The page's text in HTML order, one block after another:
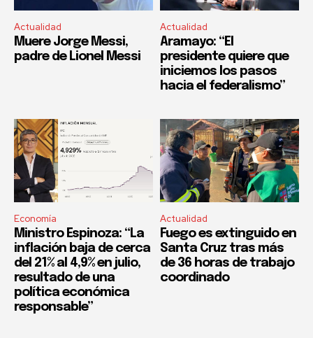
Actualidad
Muere Jorge Messi,
padre de Lionel Messi
Actualidad
Aramayo: “El
presidente quiere que
iniciemos los pasos
hacia el federalismo”
Economía
Ministro Espinoza: “La
inflación baja de cerca
del 21% al 4,9% en julio,
resultado de una
política económica
responsable”
Actualidad
Fuego es extinguido en
Santa Cruz tras más
de 36 horas de trabajo
coordinado